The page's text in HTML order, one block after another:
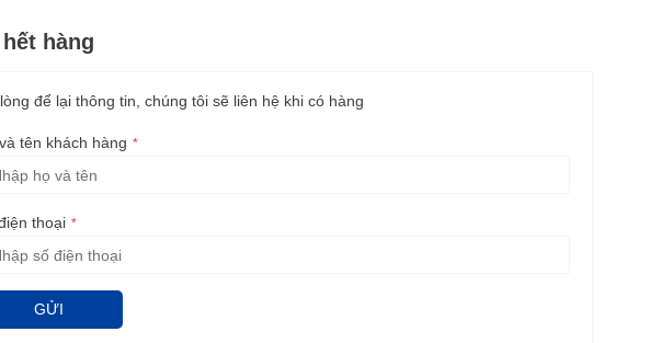
hàng
để lại thông tin, chúng tôi sẽ liên hệ khi có hàng
tên khách hàng
thoại
GỬI